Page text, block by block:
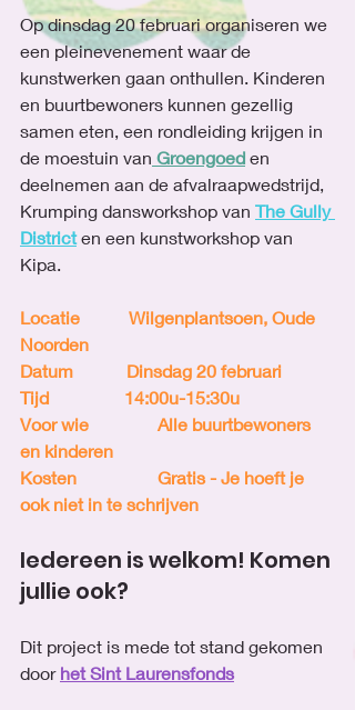
Op dinsdag 20 februari organiseren we
een pleinevenement waar de
kunstwerken gaan onthullen. Kinderen
en buurtbewoners kunnen gezellig
samen eten, een rondleiding krijgen in
de moestuin van Groengoed en
deelnemen aan de afvalraapwedstrijd,
Krumping dansworkshop van The Gully
District en een kunstworkshop van
Kipa.
Locatie           Wilgenplantsoen, Oude
Noorden
Datum            Dinsdag 20 februari
Tijd                 14:00u-15:30u
Voor wie
Alle buurtbewoners
en kinderen
Kosten
Gratis - Je hoeft je
ook niet in te schrijven
Iedereen is welkom! Komen
jullie ook?
Dit project is mede tot stand gekomen
door het Sint Laurensfonds